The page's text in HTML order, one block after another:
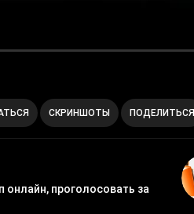
СКРИНШОТЫ ПОДЕЛИТЬСЯ
проголосовать за